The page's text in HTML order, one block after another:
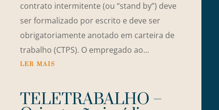
contrato intermitente (ou “stand by”) deve
ser formalizado por escrito e deve ser
obrigatoriamente anotado em carteira de
trabalho (CTPS). O empregado ao...
LER MAIS
TELETRABALHO –